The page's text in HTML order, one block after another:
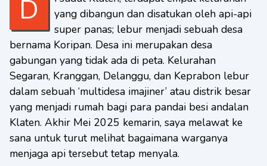
Di sudut Klaten, terdapat empat kelurahan
yang dibangun dan disatukan oleh api-api
super panas; lebur menjadi sebuah desa
bernama Koripan. Desa ini merupakan desa
gabungan yang tidak ada di peta. Kelurahan
Segaran, Kranggan, Delanggu, dan Keprabon lebur
dalam sebuah ‘multidesa imajiner’ atau distrik besar
yang menjadi rumah bagi para pandai besi andalan
Klaten. Akhir Mei 2025 kemarin, saya melawat ke
sana untuk turut melihat bagaimana warganya
menjaga api tersebut tetap menyala.